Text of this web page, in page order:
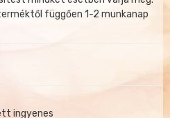
függően 1-2 munkanap
ingyenes